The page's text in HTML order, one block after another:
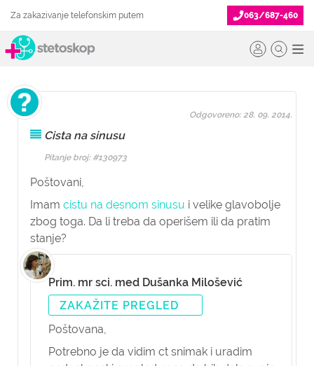
Za zakazivanje telefonskim putem 063/687-460
Cista na sinusu
Pitanje broj: #130973
Poštovani,
Imam cistu na desnom sinusu i velike glavobolje
zbog toga. Da li treba da operišem ili da pratim
stanje?
Odgovoreno: 28. 09. 2014.
Prim. mr sci. med Dušanka Milošević
ZAKAŽITE PREGLED
Poštovana,
Potrebno je da vidim ct snimak i uradim